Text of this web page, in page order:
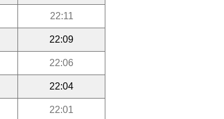
22:11
22:09
22:06
22:04
22:01